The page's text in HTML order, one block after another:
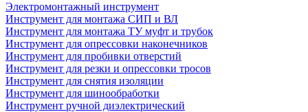
Электромонтажный инструмент
Инструмент для монтажа СИП и ВЛ
Инструмент для монтажа ТУ муфт и трубок
Инструмент для опрессовки наконечников
Инструмент для пробивки отверстий
Инструмент для резки и опрессовки тросов
Инструмент для снятия изоляции
Инструмент для шинообработки
Инструмент ручной диэлектрический